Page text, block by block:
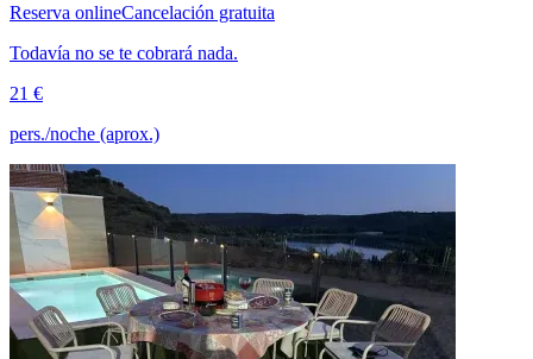
Reserva onlineCancelación gratuita
Todavía no se te cobrará nada.
21 €
pers./noche (aprox.)